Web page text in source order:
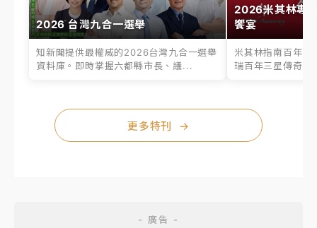
2026 台灣九合一選舉
知新聞提供最權威的2026台灣九合一選舉
資料庫。即時掌握六都縣市長、議...
2026米其林專
饗宴
米其林指南百年之
瑞百年三星傳奇、
更多特刊 →